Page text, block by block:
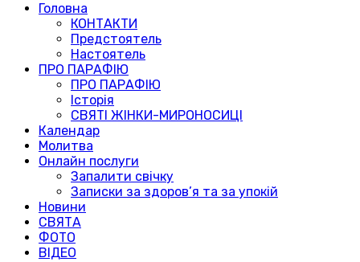
Головна
КОНТАКТИ
Предстоятель
Настоятель
ПРО ПАРАФІЮ
ПРО ПАРАФІЮ
Історія
СВЯТІ ЖІНКИ-МИРОНОСИЦІ
Календар
Молитва
Онлайн послуги
Запалити свічку
Записки за здоров’я та за упокій
Новини
СВЯТА
ФОТО
ВІДЕО